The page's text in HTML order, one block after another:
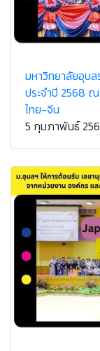
มหาวิทยาลัยอุบล
ประจำปี 2568
ไทย-จีน
5 กุมภาพันธ์